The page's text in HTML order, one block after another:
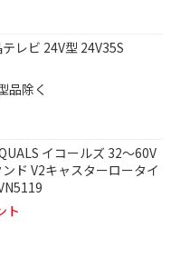
レビ 24V型 24V35S
品除く
イコールズ 32～60V
ド V2キャスターロータイ
ト
AC電源/乾電池